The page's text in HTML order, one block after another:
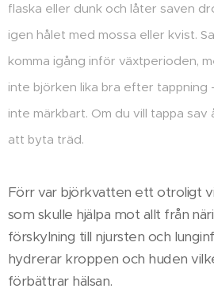
flaska eller dunk och låter saven
igen hålet med mossa eller kvist.
komma igång inför växtperioden,
inte björken lika bra efter tappning
inte märkbart. Om du vill tappa
att byta träd.
Förr var björkvatten ett otroligt
som skulle hjälpa mot allt från
förskylning till njursten och
hydrerar kroppen och huden
förbättrar hälsan.